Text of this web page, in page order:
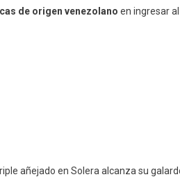
de origen venezolano en ingresar al
añejado en Solera alcanza su